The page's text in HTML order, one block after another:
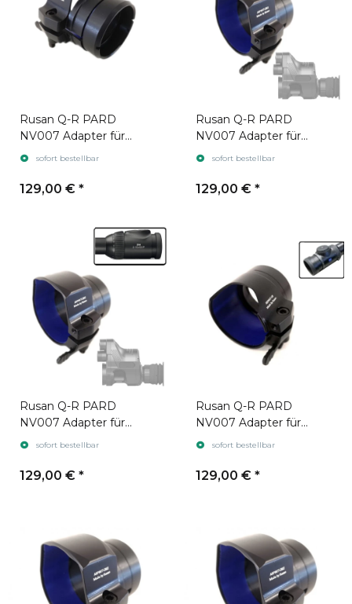
Rusan Q-R PARD
NV007 Adapter für
Zielfernrohr Swarovski
sofort bestellbar
129,00 € *
Rusan Q-R PARD
NV007 Adapter für
Zielfernrohr Swarovski
sofort bestellbar
129,00 € *
Rusan Q-R PARD
NV007 Adapter für
Zielfernrohr Swarovski
sofort bestellbar
129,00 € *
Rusan Q-R PARD
NV007 Adapter für
Zielfernrohr Zeiss V8
sofort bestellbar
129,00 € *